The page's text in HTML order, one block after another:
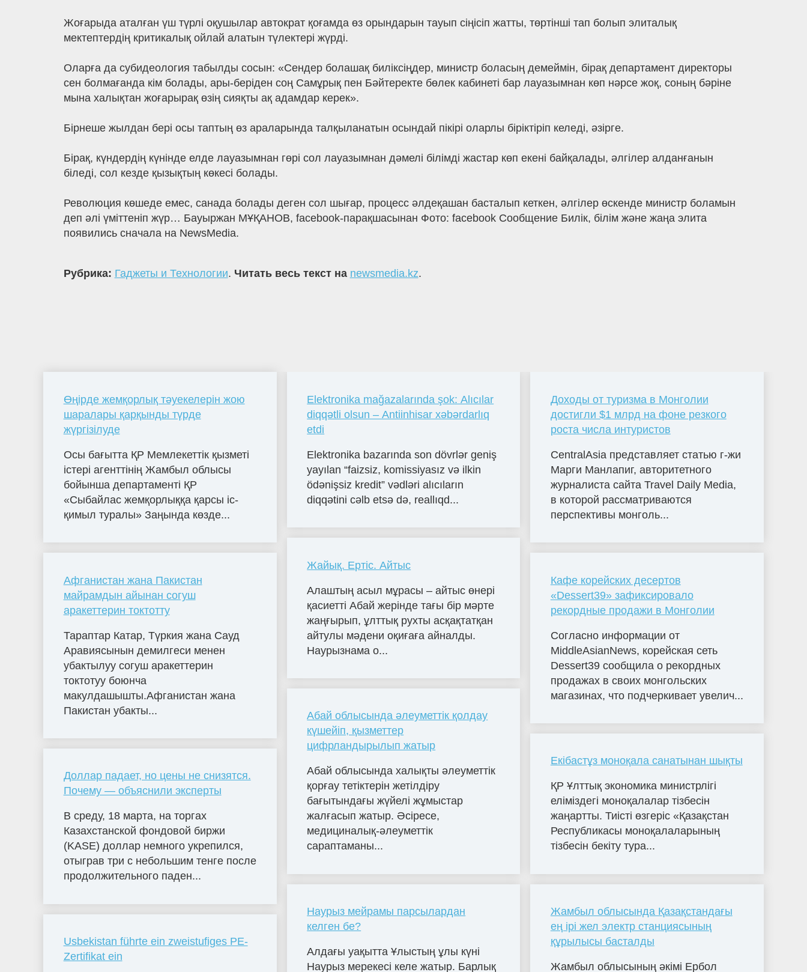
Жоғарыда аталған үш түрлі оқушылар автократ қоғамда өз орындарын тауып сіңісіп жатты, төртінші тап болып элиталық
мектептердің критикалық ойлай алатын түлектері жүрді.
Оларға да субидеология табылды сосын: «Сендер болашақ биліксіңдер, министр боласың демеймін, бірақ департамент директоры
сен болмағанда кім болады, ары-беріден соң Самұрық пен Бәйтеректе бөлек кабинеті бар лауазымнан көп нәрсе жоқ, соның бәріне
мына халықтан жоғарырақ өзің сияқты ақ адамдар керек».
Бірнеше жылдан бері осы таптың өз араларында талқыланатын осындай пікірі оларлы біріктіріп келеді, әзірге.
Бірақ, күндердің күнінде елде лауазымнан гөрі сол лауазымнан дәмелі білімді жастар көп екені байқалады, әлгілер алданғанын
біледі, сол кезде қызықтың көкесі болады.
Революция көшеде емес, санада болады деген сол шығар, процесс әлдеқашан басталып кеткен, әлгілер өскенде министр боламын
деп әлі үміттеніп жүр… Бауыржан МҰҚАНОВ, facebook-парақшасынан Фото: facebook Сообщение Билік, білім және жаңа элита
появились сначала на NewsMedia.
Рубрика: Гаджеты и Технологии. Читать весь текст на newsmedia.kz.
Өңірде жемқорлық тәуекелерін жою
шаралары қарқынды түрде
жүргізілуде
Осы бағытта ҚР Мемлекеттік қызметі
істері агенттінің Жамбыл облысы
бойынша департаменті ҚР
«Сыбайлас жемқорлыққа қарсы іс-
қимыл туралы» Заңында көзде...
Афганистан жана Пакистан
майрамдын айынан согуш
аракеттерин токтотту
Тараптар Катар, Түркия жана Сауд
Аравиясынын демилгеси менен
убактылуу согуш аракеттерин
токтотуу боюнча
макулдашышты.Афганистан жана
Пакистан убакты...
Доллар падает, но цены не снизятся.
Почему — объяснили эксперты
В среду, 18 марта, на торгах
Казахстанской фондовой биржи
(KASE) доллар немного укрепился,
отыграв три с небольшим тенге после
продолжительного паден...
Usbekistan führte ein zweistufiges PE-
Zertifikat ein
Elektronika mağazalarında şok: Alıcılar
diqqətli olsun – Antiinhisar xəbərdarlıq
etdi
Elektronika bazarında son dövrlər geniş
yayılan “faizsiz, komissiyasız və ilkin
ödənişsiz kredit” vədləri alıcıların
diqqətini cəlb etsə də, reallıqd...
Жайық. Ертіс. Айтыс
Алаштың асыл мұрасы – айтыс өнері
қасиетті Абай жерінде тағы бір мәрте
жаңғырып, ұлттық рухты асқақтатқан
айтулы мәдени оқиғаға айналды.
Наурызнама о...
Абай облысында әлеуметтік қолдау
күшейіп, қызметтер
цифрландырылып жатыр
Абай облысында халықты әлеуметтік
қорғау тетіктерін жетілдіру
бағытындағы жүйелі жұмыстар
жалғасып жатыр. Әсіресе,
медициналық-әлеуметтік
сараптаманы...
Наурыз мейрамы парсылардан
келген бе?
Алдағы уақытта Ұлыстың ұлы күні
Наурыз мерекесі келе жатыр. Барлық
Доходы от туризма в Монголии
достигли $1 млрд на фоне резкого
роста числа интуристов
CentralAsia представляет статью г-жи
Марги Манлапиг, авторитетного
журналиста сайта Travel Daily Media,
в которой рассматриваются
перспективы монголь...
Кафе корейских десертов
«Dessert39» зафиксировало
рекордные продажи в Монголии
Согласно информации от
MiddleAsianNews, корейская сеть
Dessert39 сообщила о рекордных
продажах в своих монгольских
магазинах, что подчеркивает увелич...
Екібастұз моноқала санатынан шықты
ҚР Ұлттық экономика министрлігі
еліміздегі моноқалалар тізбесін
жаңартты. Тиісті өзгеріс «Қазақстан
Республикасы моноқалаларының
тізбесін бекіту тура...
Жамбыл облысында Қазақстандағы
ең ірі жел электр станциясының
құрылысы басталды
Жамбыл облысының әкімі Ербол